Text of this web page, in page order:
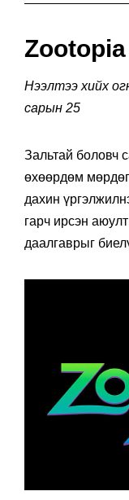
Zootopia
Нээлтээ хийх
сарын 25
Зальтай боловч
өхөөрдөм
дахин
гарч ирсэн
даалгаврыг